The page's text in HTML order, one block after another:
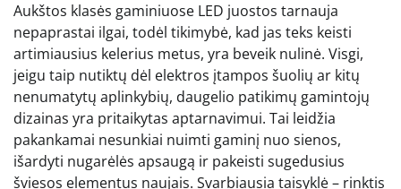
Aukštos klasės gaminiuose LED juostos tarnauja
nepaprastai ilgai, todėl tikimybė, kad jas teks keisti
artimiausius kelerius metus, yra beveik nulinė. Visgi,
jeigu taip nutiktų dėl elektros įtampos šuolių ar kitų
nenumatytų aplinkybių, daugelio patikimų gamintojų
dizainas yra pritaikytas aptarnavimui. Tai leidžia
pakankamai nesunkiai nuimti gaminį nuo sienos,
išardyti nugarėlės apsaugą ir pakeisti sugedusius
šviesos elementus naujais. Svarbiausia taisyklė – rinktis